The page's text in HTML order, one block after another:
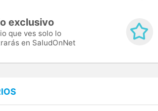
exclusivo
que ves solo lo
en SaludOnNet